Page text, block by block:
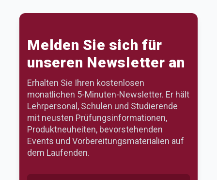
Melden Sie sich für
unseren Newsletter an
Erhalten Sie Ihren kostenlosen
monatlichen 5-Minuten-Newsletter. Er hält
Lehrpersonal, Schulen und Studierende
mit neusten Prüfungsinformationen,
Produktneuheiten, bevorstehenden
Events und Vorbereitungsmaterialien auf
dem Laufenden.